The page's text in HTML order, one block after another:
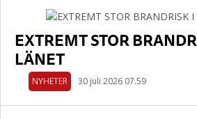
EXTREMT STOR
LÄNET
NYHETER 30 juli 2026 07.59